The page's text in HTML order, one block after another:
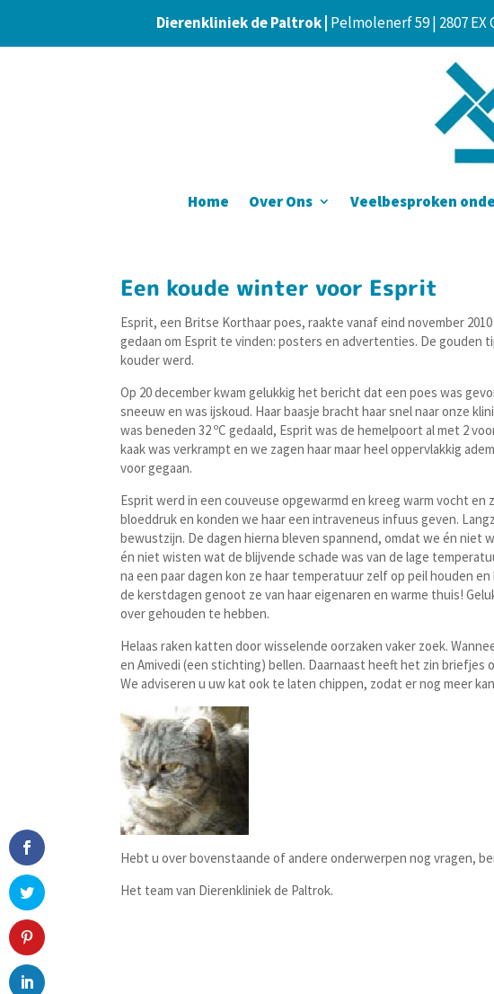
Dierenkliniek de Paltrok | Pelmolenerf 59 | 2807 EX
Home Over Ons Veelbesproken
Een koude winter voor Esprit
Esprit, een Britse Korthaar poes, raakte vanaf eind november
gedaan om Esprit te vinden: posters en advertenties. De
kouder werd.
Op 20 december kwam gelukkig het bericht dat een poes was
sneeuw en was ijskoud. Haar baasje bracht haar snel naar onze
was beneden 32 ºC gedaald, Esprit was de hemelpoort al met 2
kaak was verkrampt en we zagen haar maar heel oppervlakkig
voor gegaan.
Esprit werd in een couveuse opgewarmd en kreeg warm vocht
bloeddruk en konden we haar een intraveneus infuus geven.
bewustzijn. De dagen hierna bleven spannend, omdat we én niet
én niet wisten wat de blijvende schade was van de lage
na een paar dagen kon ze haar temperatuur zelf op peil houden
de kerstdagen genoot ze van haar eigenaren en warme thuis!
over gehouden te hebben.
Helaas raken katten door wisselende oorzaken vaker zoek.
en Amivedi (een stichting) bellen. Daarnaast heeft het zin
We adviseren u uw kat ook te laten chippen, zodat er nog meer
Hebt u over bovenstaande of andere onderwerpen nog vragen,
Het team van Dierenkliniek de Paltrok.